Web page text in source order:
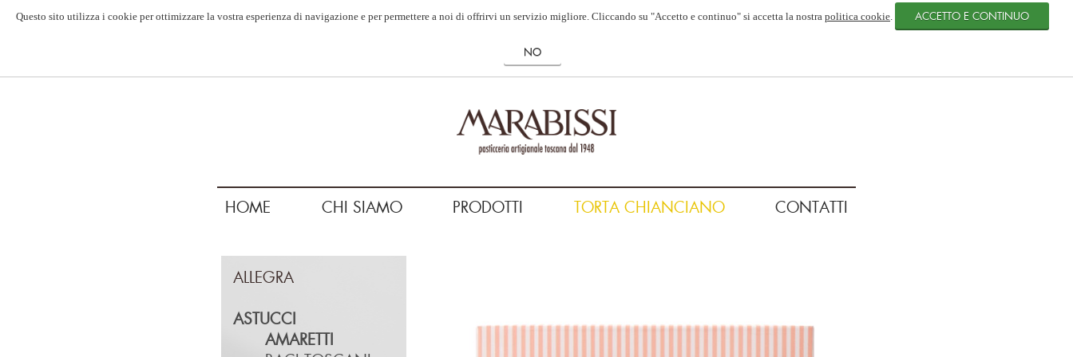
Questo sito utilizza i cookie per ottimizzare la vostra esperienza di navigazione e per permettere a noi di offrirvi un servizio migliore. Cliccando su "Accetto e continuo" si accetta la nostra politica cookie.
HOME CHI SIAMO PRODOTTI TORTA CHIANCIANO CONTATTI
ALLEGRA
ASTUCCI
AMARETTI